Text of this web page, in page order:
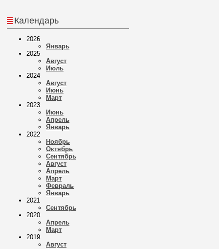
Календарь
2026
Январь
2025
Август
Июль
2024
Август
Июнь
Март
2023
Июнь
Апрель
Январь
2022
Ноябрь
Октябрь
Сентябрь
Август
Апрель
Март
Февраль
Январь
2021
Сентябрь
2020
Апрель
Март
2019
Август